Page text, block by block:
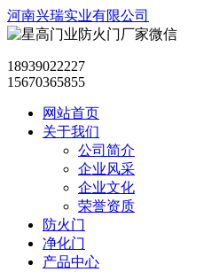
河南兴瑞实业有限公司
18939022227
15670365855
网站首页
关于我们
公司简介
企业风采
企业文化
荣誉资质
防火门
净化门
产品中心